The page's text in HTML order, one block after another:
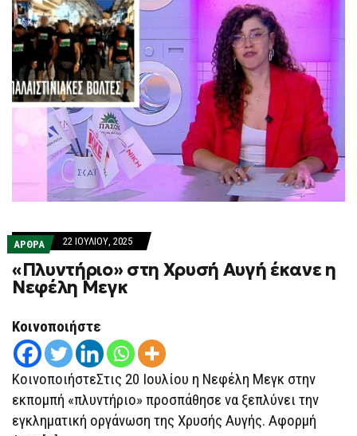
ΑΡΘΡΑ 22 ΙΟΥΛΊΟΥ, 2025
«Πλυντήριο» στη Χρυσή Αυγή έκανε η
Νεφέλη Μεγκ
Κοινοποιήστε
ΚοινοποιήστεΣτις 20 Ιουλίου η Νεφέλη Μεγκ στην
εκπομπή «πλυντήριο» προσπάθησε να ξεπλύνει την
εγκληματική οργάνωση της Χρυσής Αυγής. Αφορμή